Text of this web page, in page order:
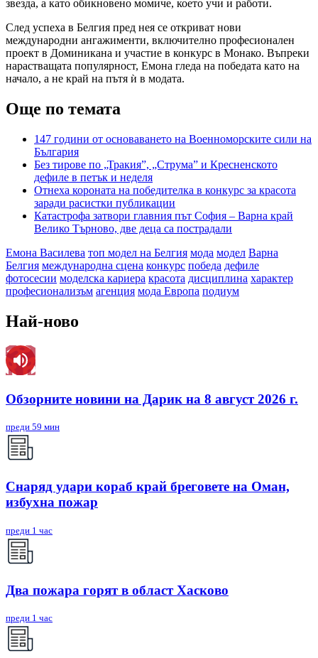
звезда, а като обикновено момиче, което учи и работи.
След успеха в Белгия пред нея се откриват нови
международни ангажименти, включително професионален
проект в Доминикана и участие в конкурс в Монако. Въпреки
нарастващата популярност, Емона гледа на победата като на
начало, а не край на пътя ѝ в модата.
Още по темата
147 години от основаването на Военноморските сили на
България
Без тирове по „Тракия”, „Струма” и Кресненското
дефиле в петък и неделя
Отнеха короната на победителка в конкурс за красота
заради расистки публикации
Катастрофа затвори главния път София – Варна край
Велико Търново, две деца са пострадали
Емона Василева топ модел на Белгия мода модел Варна
Белгия международна сцена конкурс победа дефиле
фотосесии моделска кариера красота дисциплина характер
професионализъм агенция мода Европа подиум
Най-ново
Обзорните новини на Дарик на 8 август 2026 г.
преди 59 мин
Снаряд удари кораб край бреговете на Оман,
избухна пожар
преди 1 час
Два пожара горят в област Хасково
преди 1 час